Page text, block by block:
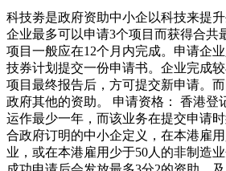
科技劵是政府资助中小企以科技来提
企业最多可以申请3个项目而获得合共
项目一般应在12个月内完成。申请企
技券计划提交一份申请书。企业完成
项目最终报告后，方可提交新申请。
政府其他的资助。 申请资格： 香港登
运作最少一年，而该业务在提交申请
合政府订明的中小企定义，在本港雇
业，或在本港雇用少于50人的非制造